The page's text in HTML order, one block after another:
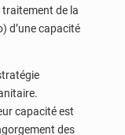
de la
d’une capacité
capacité est
des